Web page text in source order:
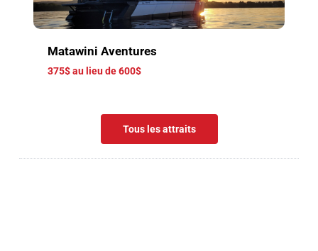
Matawini Aventures
375$ au lieu de 600$
Tous les attraits